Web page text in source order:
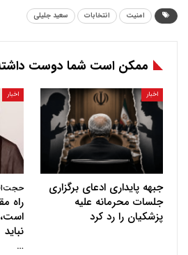
امنیت انتخابات سعید جلیلی
ممکن است شما دوست
اخبار
جبهه پایداری ادعای برگزاری
جلسات محرمانه علیه
پزشکیان را رد کرد
اخبار
راه
نباید
…